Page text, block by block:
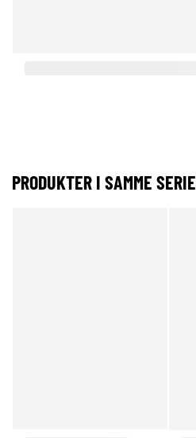
PRODUKTER I SAMME SERIE